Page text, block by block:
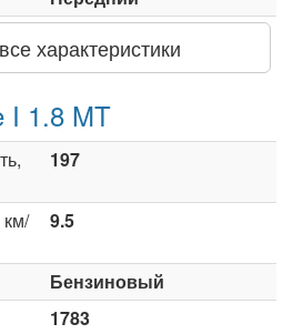
характеристики
I 1.8 MT
197
9.5
Бензиновый
1783